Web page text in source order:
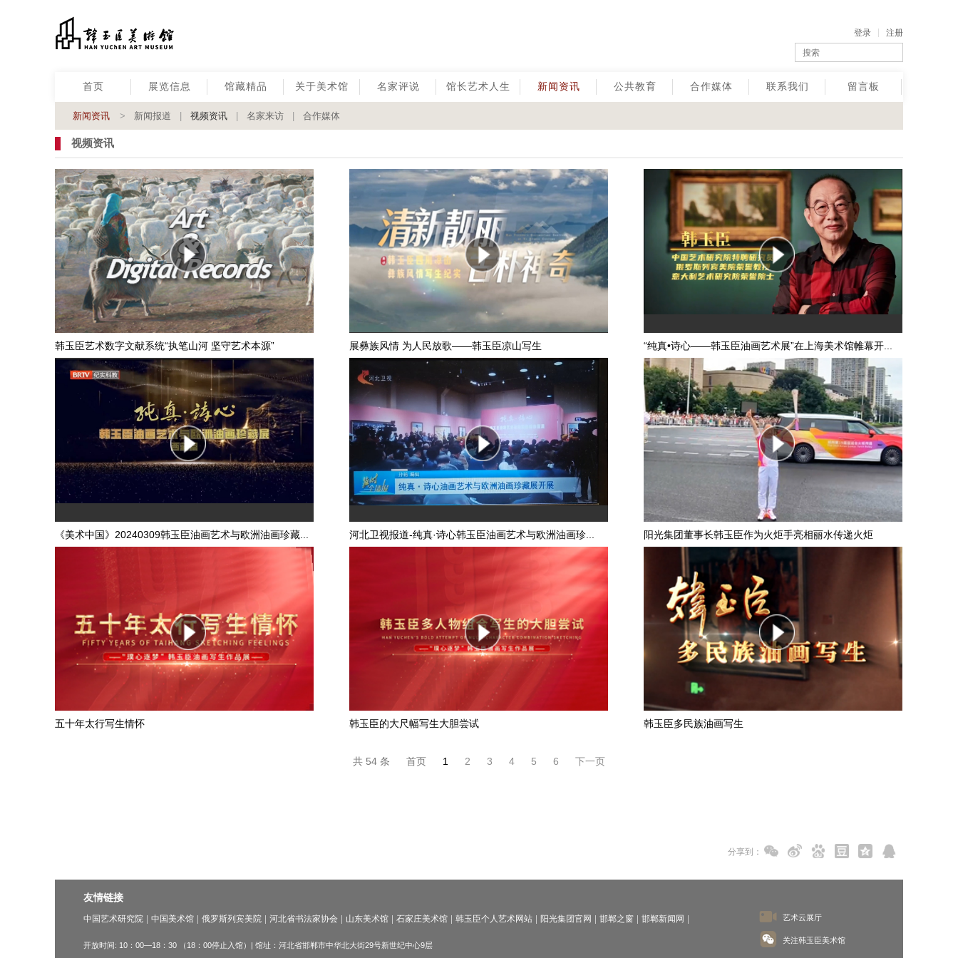
登录 注册
首页 展览信息 馆藏精品 关于美术馆 名家评说 馆长艺术人生 新闻资讯 公共教育 合作媒体 联系我们 留言板
新闻资讯 > 新闻报道 视频资讯 名家来访 合作媒体
视频资讯
韩玉臣艺术数字文献系统“执笔山河 坚守艺术本源” 展彝族风情 为人民放歌——韩玉臣凉山写生 “纯真•诗心――韩玉臣油画艺术展”在上海美术馆帷幕开...
《美术中国》20240309韩玉臣油画艺术与欧洲油画珍藏... 河北卫视报道-纯真·诗心韩玉臣油画艺术与欧洲油画珍... 阳光集团董事长韩玉臣作为火炬手亮相丽水传递火炬
五十年太行写生情怀 韩玉臣的大尺幅写生大胆尝试 韩玉臣多民族油画写生
共 54 条 首页 1 2 3 4 5 6 下一页
分享到：
友情链接
中国艺术研究院 中国美术馆 俄罗斯列宾美院 河北省书法家协会 山东美术馆 石家庄美术馆 韩玉臣个人艺术网站 阳光集团官网 邯郸之窗 邯郸新闻网
开放时间: 10：00—18：30 （18：00停止入馆）| 馆址：河北省邯郸市中华北大街29号新世纪中心9层
关注韩玉臣美术馆
艺术云展厅